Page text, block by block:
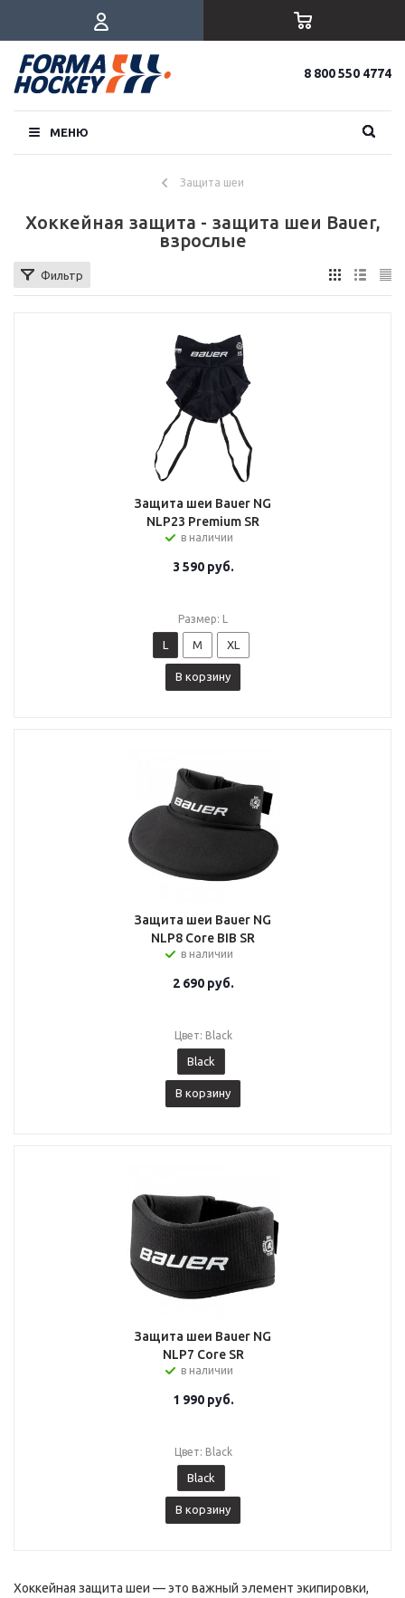
8 800 550 4774
МЕНЮ
Защита шеи
Хоккейная защита - защита шеи Bauer,
взрослые
Фильтр
Защита шеи Bauer NG
NLP23 Premium SR
в наличии
3 590руб.
Размер: L
L M XL
В корзину
Защита шеи Bauer NG
NLP8 Core BIB SR
в наличии
2 690руб.
Цвет: Black
Black
В корзину
Защита шеи Bauer NG
NLP7 Core SR
в наличии
1 990руб.
Цвет: Black
Black
В корзину
Хоккейная защита шеи — это важный элемент экипировки,